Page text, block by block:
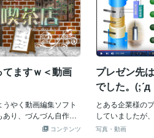
ますｗ＜動画
やく動画編集ソフト
あり、づんづん自作ス
バカみたいに（自分で
コンテンツ
プレゼン先
でした。(;´д
とある企業様の
していましたが
で、とにかく大
写真・動画